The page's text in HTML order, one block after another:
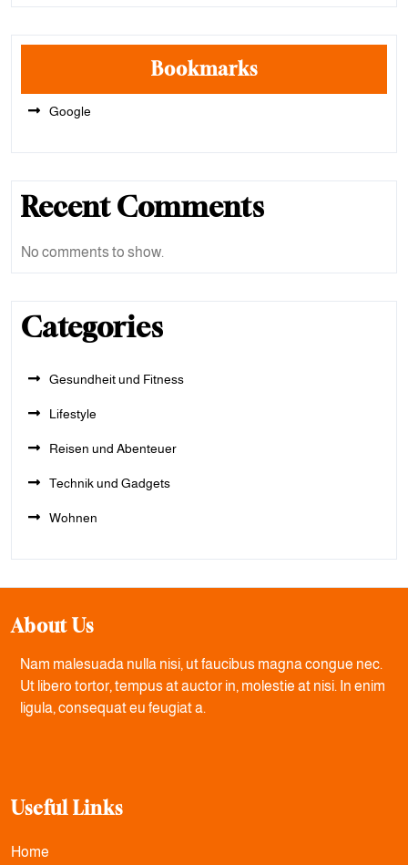
Bookmarks
Google
Recent Comments
No comments to show.
Categories
Gesundheit und Fitness
Lifestyle
Reisen und Abenteuer
Technik und Gadgets
Wohnen
About Us
Nam malesuada nulla nisi, ut faucibus magna congue nec.
Ut libero tortor, tempus at auctor in, molestie at nisi. In enim
ligula, consequat eu feugiat a.
Useful Links
Home